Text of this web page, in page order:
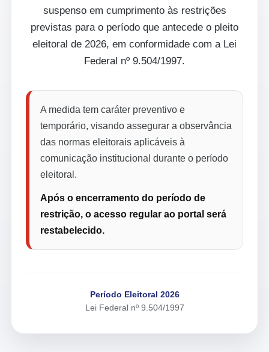
suspenso em cumprimento às restrições
previstas para o período que antecede o pleito
eleitoral de 2026, em conformidade com a Lei
Federal nº 9.504/1997.
A medida tem caráter preventivo e
temporário, visando assegurar a observância
das normas eleitorais aplicáveis à
comunicação institucional durante o período
eleitoral.
Após o encerramento do período de
restrição, o acesso regular ao portal será
restabelecido.
Período Eleitoral 2026
Lei Federal nº 9.504/1997